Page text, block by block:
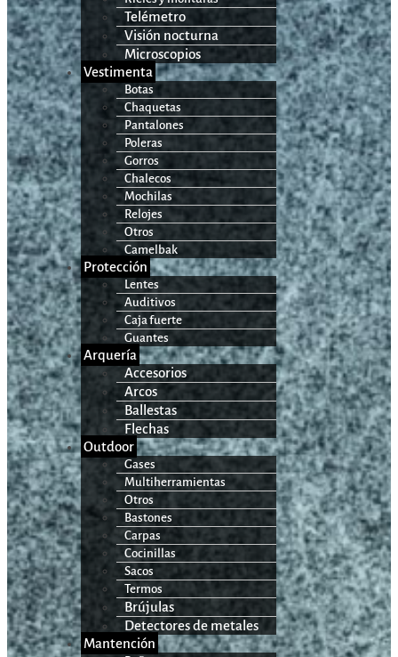
Telémetro
Visión nocturna
Microscopios
Vestimenta
Botas
Chaquetas
Pantalones
Poleras
Gorros
Chalecos
Mochilas
Relojes
Otros
Camelbak
Protección
Lentes
Auditivos
Caja fuerte
Guantes
Arquería
Accesorios
Arcos
Ballestas
Flechas
Outdoor
Gases
Multiherramientas
Otros
Bastones
Carpas
Cocinillas
Sacos
Termos
Brújulas
Detectores de metales
Mantención